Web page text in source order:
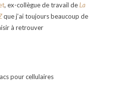
, ex-collègue de travail deLa
que j’ai toujours beaucoup de
à retrouver
pour cellulaires